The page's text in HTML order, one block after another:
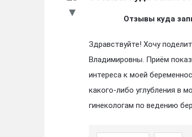
Отзывы куда
Здравствуйте! Хочу
Владимировны. Приём
интереса к моей
какого-либо углубления в
гинекологам по ведению